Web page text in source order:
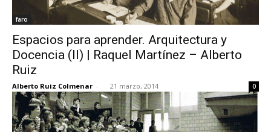
faro
Espacios para aprender. Arquitectura y
Docencia (II) | Raquel Martínez – Alberto
Ruiz
Alberto Ruiz Colmenar - 21 marzo, 2014 0